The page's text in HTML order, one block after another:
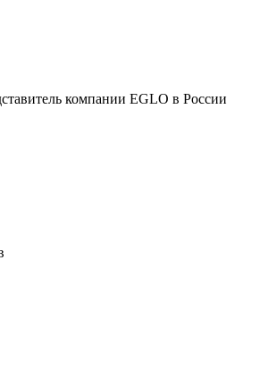
компании EGLO в России